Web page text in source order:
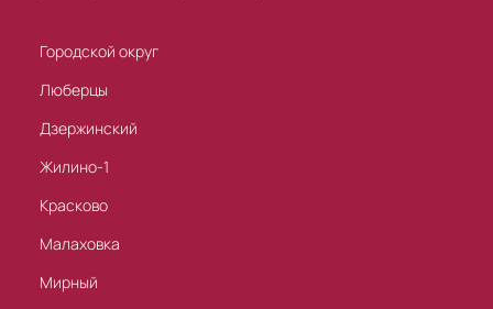
Городской округ
Люберцы
Дзержинский
Жилино-1
Красково
Малаховка
Мирный